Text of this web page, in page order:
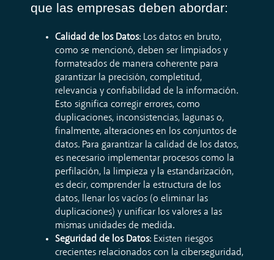
que las empresas deben abordar:
Calidad de los Datos: Los datos en bruto,
como se mencionó, deben ser limpiados y
formateados de manera coherente para
garantizar la precisión, completitud,
relevancia y confiabilidad de la información.
Esto significa corregir errores, como
duplicaciones, inconsistencias, lagunas o,
finalmente, alteraciones en los conjuntos de
datos. Para garantizar la calidad de los datos,
es necesario implementar procesos como la
perfilación, la limpieza y la estandarización,
es decir, comprender la estructura de los
datos, llenar los vacíos (o eliminar las
duplicaciones) y unificar los valores a las
mismas unidades de medida.
Seguridad de los Datos: Existen riesgos
crecientes relacionados con la ciberseguridad,